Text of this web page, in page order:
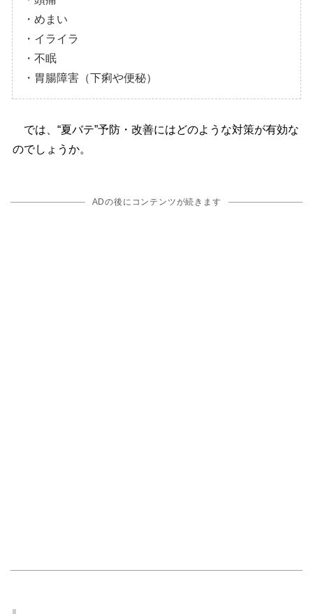
・めまい
・イライラ
・不眠
・胃腸障害（下痢や便秘）
では、“夏バテ”予防・改善にはどのような対策が有効な
のでしょうか。
ADの後にコンテンツが続きます